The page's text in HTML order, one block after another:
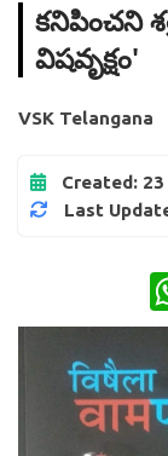
కనిపించని
విషవృక్షం'
VSK Telangana
Created:
Last